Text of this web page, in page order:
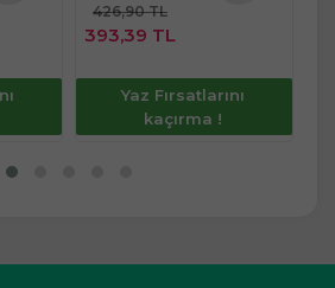
426,90 TL
393,39 TL
Yaz Fırsatlarını
kaçırma !